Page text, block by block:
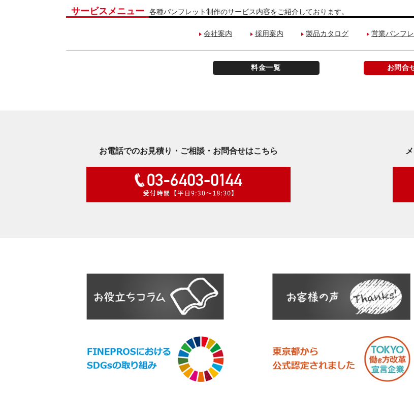
サービスメニュー 各種パンフレット制作のサービス内容をご紹介しております。
会社案内 採用案内 製品カタログ 営業パンフ
料金一覧 お問合
お電話でのお見積り・ご相談・お問合せはこちら